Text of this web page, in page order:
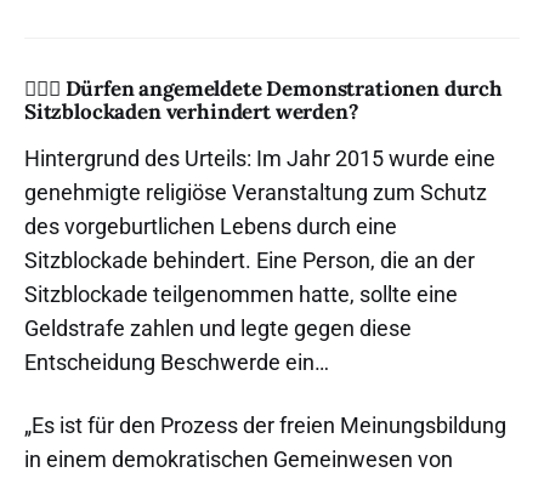
👨🏻‍⚖️ Dürfen angemeldete Demonstrationen durch
Sitzblockaden verhindert werden?
Hintergrund des Urteils: Im Jahr 2015 wurde eine
genehmigte religiöse Veranstaltung zum Schutz
des vorgeburtlichen Lebens durch eine
Sitzblockade behindert. Eine Person, die an der
Sitzblockade teilgenommen hatte, sollte eine
Geldstrafe zahlen und legte gegen diese
Entscheidung Beschwerde ein…
„Es ist für den Prozess der freien Meinungsbildung
in einem demokratischen Gemeinwesen von